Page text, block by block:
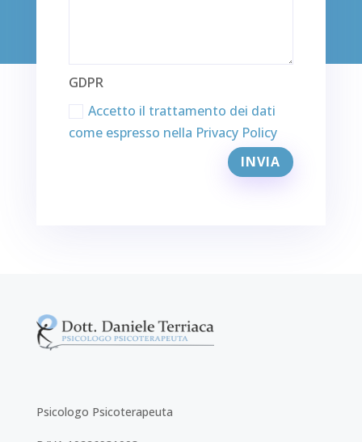
GDPR
Accetto il trattamento dei dati
come espresso nella Privacy Policy
INVIA
Psicologo Psicoterapeuta